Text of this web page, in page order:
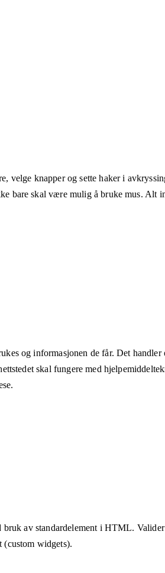
velge knapper og sette haker i
bare skal være mulig å bruke mus. Alt
og informasjonen de får. Det
skal fungere med
av standardelement i HTML.
(custom widgets).